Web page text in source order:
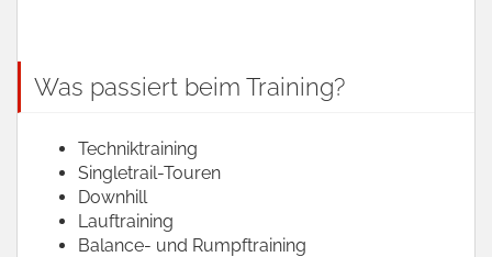
Was passiert beim Training?
Techniktraining
Singletrail-Touren
Downhill
Lauftraining
Balance- und Rumpftraining